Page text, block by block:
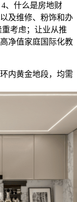
、什么是房地财
及维修、粉饰和办
考虑；让业从推
净值家庭国际化教
内黄金地段，均需